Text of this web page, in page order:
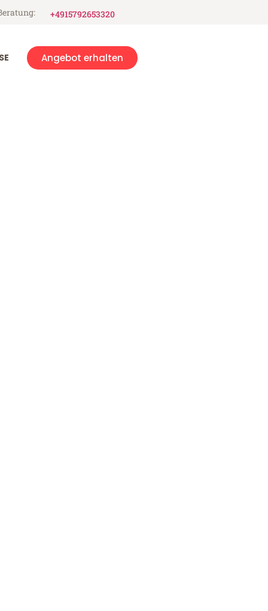
+4915792653320
Angebot erhalten